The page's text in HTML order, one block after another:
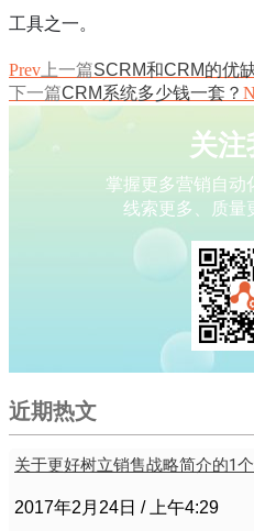
工具之一。
Prev 上一篇SCRM和CRM的优
下一篇CRM系统多少钱一套？
关注
掌握更多营销自动
线索更多、质量
近期热文
关于更好树立销售战略简介的1
2017年2月24日 上午4:29